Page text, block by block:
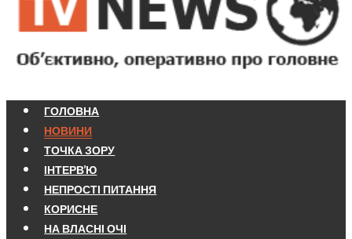
ГОЛОВНА
НОВИНИ
ТОЧКА ЗОРУ
ІНТЕРВ'Ю
НЕПРОСТІ ПИТАННЯ
КОРИСНЕ
НА ВЛАСНІ ОЧІ